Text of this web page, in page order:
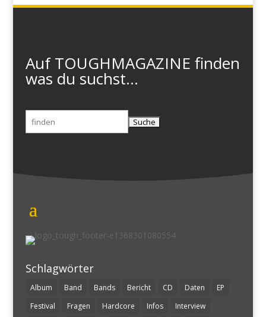
Auf TOUGHMAGAZINE finden
was du suchst...
Suchen
nach:
Schlagwörter
Album Band Bands Bericht CD Daten
EP
Festival
Fragen Hardcore Infos Interview